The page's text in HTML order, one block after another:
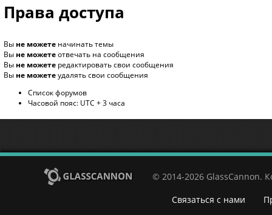
Права доступа
Вы не можете начинать темы
Вы не можетеотвечать на сообщения
Вы не можете редактировать свои сообщения
Вы не можетеудалять свои сообщения
Список форумов
Часовой пояс: UTC + 3 часа
© 2014-2026 GlassCannon.
Связаться с нами